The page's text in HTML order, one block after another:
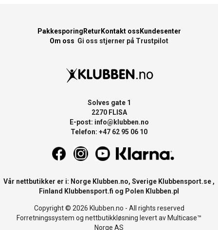
Pakkesporing Retur Kontakt oss Kundesenter
Om oss Gi oss stjerner på Trustpilot
Solves gate 1
2270 FLISA
E-post: info@klubben.no
Telefon: +47 62 95 06 10
Vår nettbutikker er i: Norge Klubben.no, Sverige Klubbensport.se ,
Finland Klubbensport.fi og Polen Klubben.pl
Copyright © 2026 Klubben.no - All rights reserved
Forretningssystem og nettbutikkløsning levert av Multicase™
Norge AS